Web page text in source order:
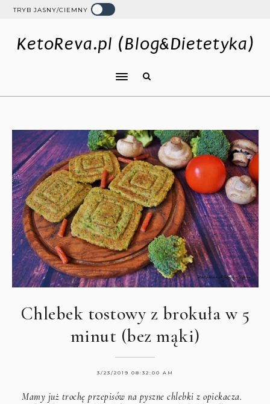
TRYB JASNY/CIEMNY
KetoReva.pl (Blog&Dietetyka)
Chlebek tostowy z brokuła w 5
minut (bez mąki)
3/23/2019 08:32:00 AM
Mamy już trochę przepisów na pyszne chlebki z opiekacza.